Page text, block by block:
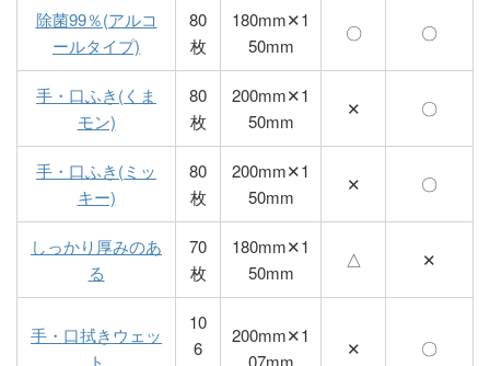
除菌99％(アルコ
ールタイプ)
80
枚
180mm✕1
50mm
〇 〇
手・口ふき(くま
モン)
80
枚
200mm✕1
50mm
✕ 〇
手・口ふき(ミッ
キー)
80
枚
200mm✕1
50mm
✕ 〇
しっかり厚みのあ
る
70
枚
180mm✕1
50mm
△ ✕
手・口拭きウェッ
10
6
200mm✕1
✕ 〇